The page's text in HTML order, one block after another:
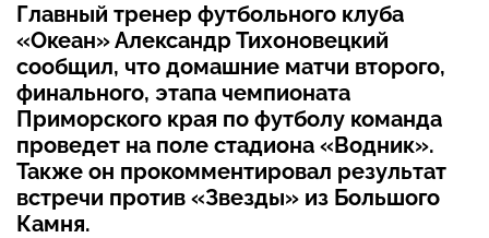
Главный тренер футбольного клуба
«Океан» Александр Тихоновецкий
сообщил, что домашние матчи второго,
финального, этапа чемпионата
Приморского края по футболу команда
проведет на поле стадиона «Водник».
Также он прокомментировал результат
встречи против «Звезды» из Большого
Камня.